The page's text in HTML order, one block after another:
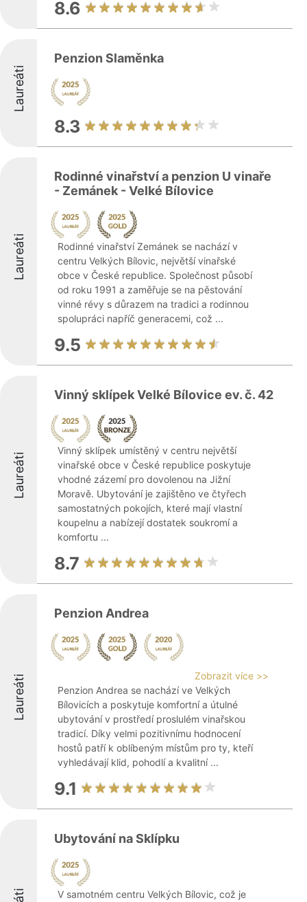
8.6
Laureáti
Penzion Slaměnka
8.3
Laureáti
Rodinné vinařství a penzion U vinaře
- Zemánek - Velké Bílovice
Rodinné vinařství Zemánek se nachází v
centru Velkých Bílovic, největší vinařské
obce v České republice. Společnost působí
od roku 1991 a zaměřuje se na pěstování
vinné révy s důrazem na tradici a rodinnou
spolupráci napříč generacemi, což ...
9.5
Laureáti
Vinný sklípek Velké Bílovice ev. č. 42
Vinný sklípek umístěný v centru největší
vinařské obce v České republice poskytuje
vhodné zázemí pro dovolenou na Jižní
Moravě. Ubytování je zajištěno ve čtyřech
samostatných pokojích, které mají vlastní
koupelnu a nabízejí dostatek soukromí a
komfortu ...
8.7
Laureáti
Penzion Andrea
Zobrazit více >>
Penzion Andrea se nachází ve Velkých
Bílovicích a poskytuje komfortní a útulné
ubytování v prostředí proslulém vinařskou
tradicí. Díky velmi pozitivnímu hodnocení
hostů patří k oblíbeným místům pro ty, kteří
vyhledávají klid, pohodlí a kvalitní ...
9.1
Ubytování na Sklípku
V samotném centru Velkých Bílovic, což je